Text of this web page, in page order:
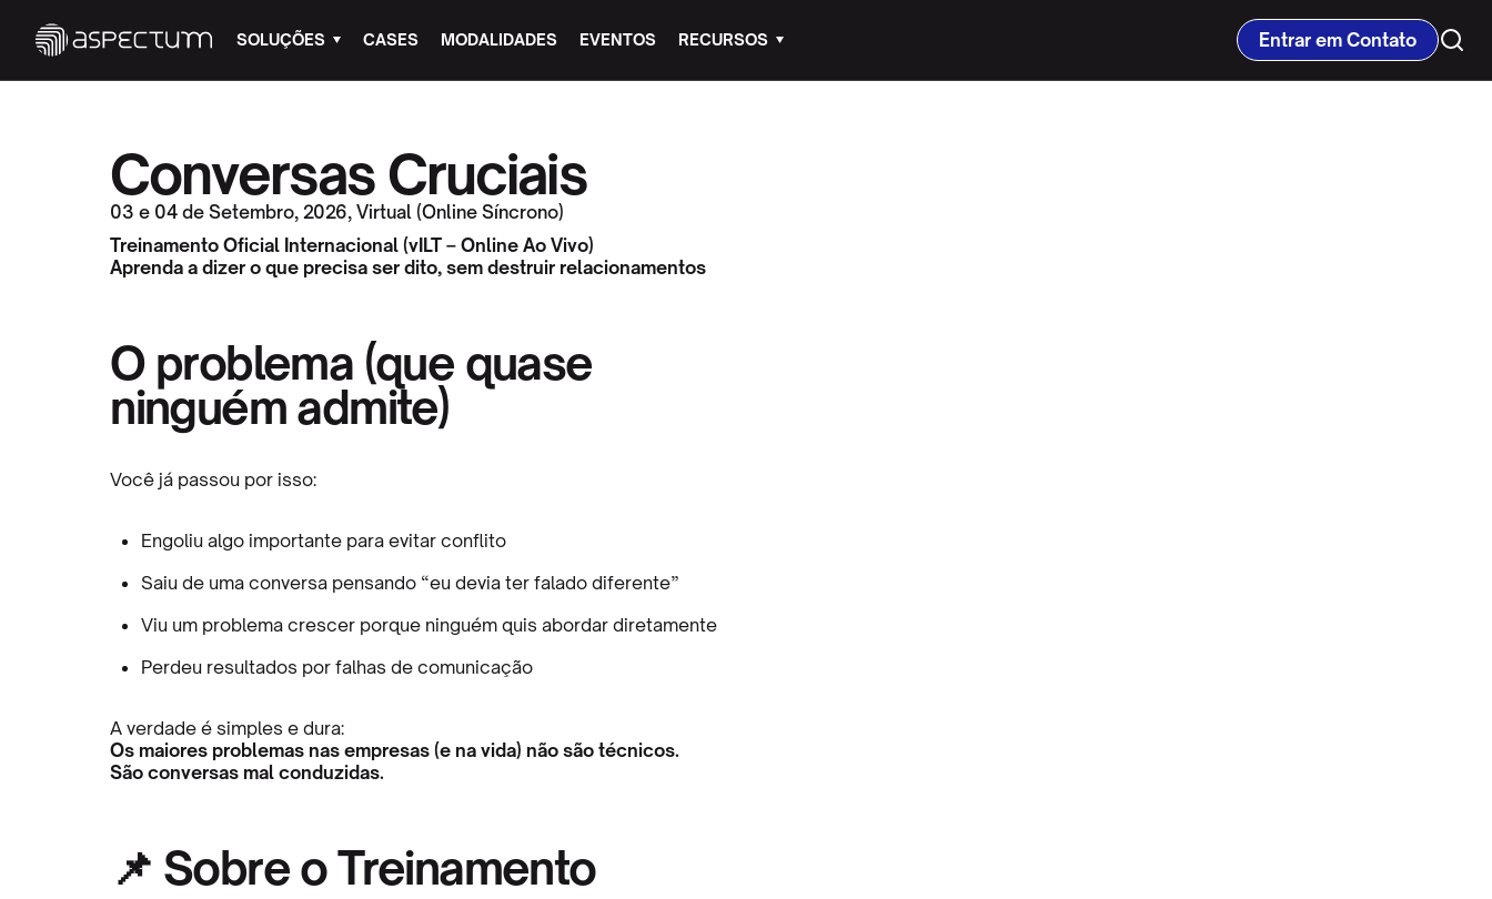
SOLUÇÕES CASES MODALIDADES EVENTOS RECURSOS Entrar em Contato
Conversas Cruciais
03 e 04 de Setembro, 2026,Virtual (Online Síncrono)
Treinamento Oficial Internacional (vILT – Online Ao Vivo)
Aprenda a dizer o que precisa ser dito, sem destruir relacionamentos
O problema (que quase
ninguém admite)
Você já passou por isso:
Engoliu algo importante para evitar conflito
Saiu de uma conversa pensando “eu devia ter falado diferente”
Viu um problema crescer porque ninguém quis abordar diretamente
Perdeu resultados por falhas de comunicação
A verdade é simples e dura:
Os maiores problemas nas empresas (e na vida) não são técnicos.
São conversas mal conduzidas.
📌 Sobre o Treinamento